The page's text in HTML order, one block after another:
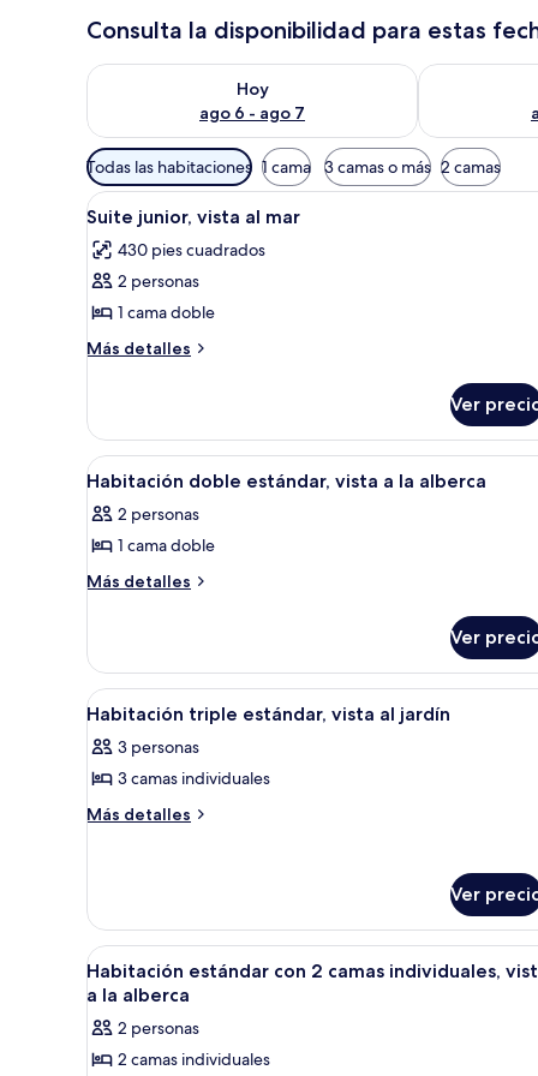
Consulta la disponibilidad para estas
Hoy
ago 6 - ago 7
Consulta la disponibilidad para hoy ago 6 - ago 7
Consulta la
Filtros
disponibles
para
las
habitaciones
Todas las habitaciones 1 cama 3 camas o más 2 camas
Abrir
todas
las
fotos
de
Suite
al
mar
Una habitación de hotel con
4
Suite junior, vista al mar
430 pies cuadrados
2 personas
1 cama doble
Más detalles
Más
junior,
vista
al
Ver
Abrir
todas
las
fotos
de
estándar,
vista
a
la
alberca
Habitación de hotel con
5
Habitación doble estándar, vista a la alberca
2 personas
1 cama doble
Más detalles
Más
doble
estándar,
vista
la
alberca
Ver
Abrir
todas
las
fotos
de
vista
al
jardín
Habitación de hotel con
6
Habitación triple estándar, vista al jardín
3 personas
3 camas individuales
Más detalles
Más
estándar,
vista
al
jardín
Ver
Abrir
todas
las
fotos
de
Habitación de hotel con
6
Habitación estándar con 2 camas individuales,
a la alberca
2 personas
2 camas individuales